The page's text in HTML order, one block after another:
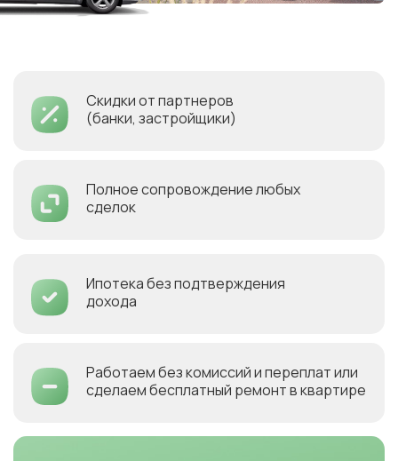
Скидки от партнеров
(банки, застройщики)
Полное сопровождение любых
сделок
Ипотека без подтверждения
дохода
Работаем без комиссий и переплат или
сделаем бесплатный ремонт в квартире